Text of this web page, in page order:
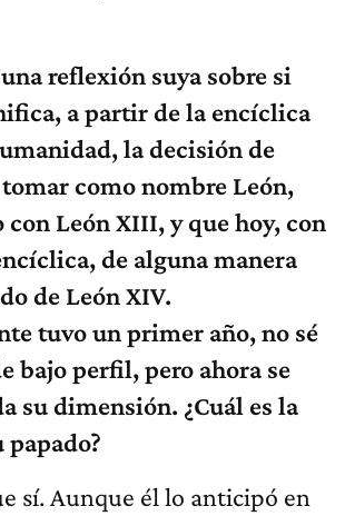
reflexión suya sobre si
a partir de la encíclica
la decisión de
como nombre León,
León XIII, y que hoy, con
de alguna manera
de León XIV.
tuvo un primer año, no sé
bajo perfil, pero ahora se
su dimensión. ¿Cuál es la
sí. Aunque él lo anticipó en